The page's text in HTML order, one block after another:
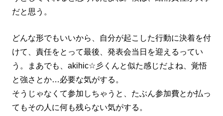
だと思う。
どんな形でもいいから、自分が起こした行動に決着を付
けて、責任をとって最後、発表会当日を迎えるってい
う。まあでも、akihic☆彡くんと似た感じだよね、覚悟
と強さとか…必要な気がする。
そうじゃなくて参加しちゃうと、たぶん参加費とか払っ
てもその人に何も残らない気がする。